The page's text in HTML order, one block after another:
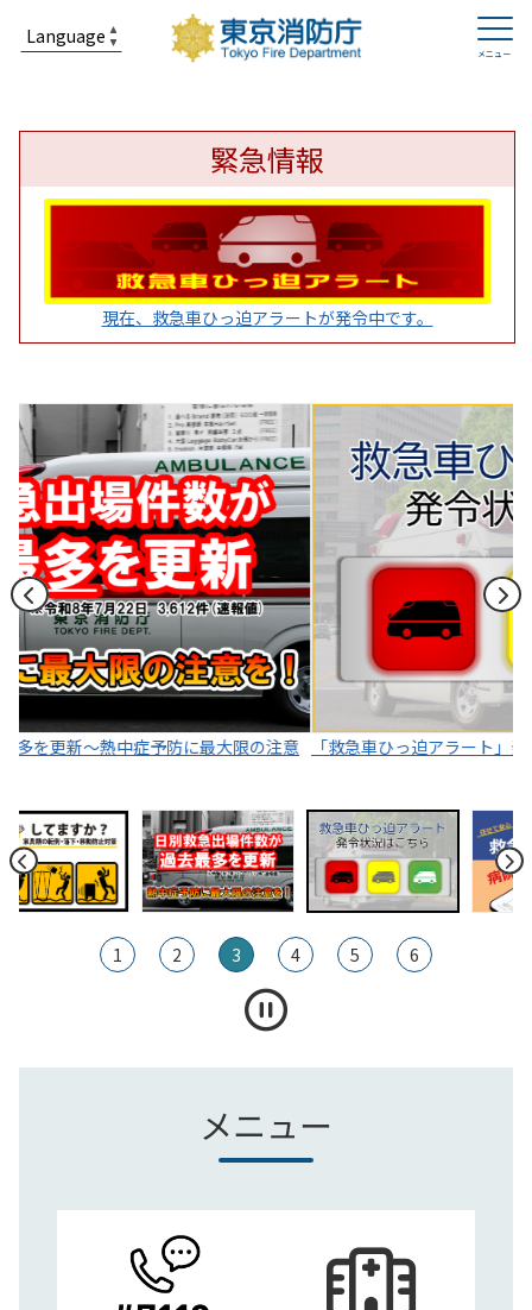
緊急情報
現在、救急車ひっ迫アラートが発令中です。
東
京
消
防
庁
「救急車ひっ迫アラート」発令状況はこちら
1 2 3 4 5 6
メニュー